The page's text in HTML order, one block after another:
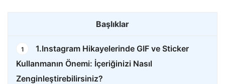
Başlıklar
1
1.Instagram Hikayelerinde GIF ve Sticker
Kullanmanın Önemi: İçeriğinizi Nasıl
Zenginleştirebilirsiniz?